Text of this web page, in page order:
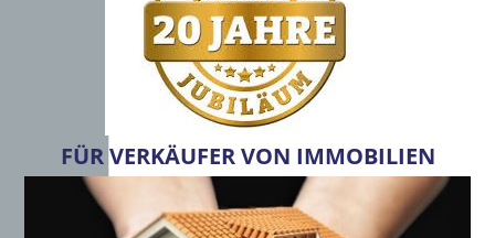
FÜR VERKÄUFER VON IMMOBILIEN